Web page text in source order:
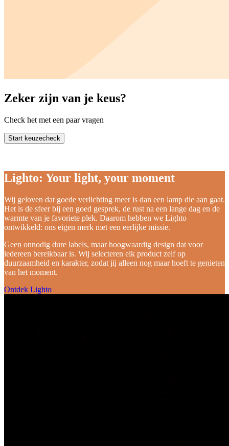
Zeker zijn van je keus?
Check het met een paar vragen
Start keuzecheck
Lighto: Your light, your moment
Wij geloven dat goede verlichting meer is dan een lamp die aan gaat.
Het is de sfeer bij een goed gesprek, de rust na een lange dag en de
warmte van je favoriete plek. Daarom hebben we Lighto
ontwikkeld: ons eigen merk met een eerlijke missie.
Geen onnodig dure labels, maar hoogwaardig design dat voor
iedereen bereikbaar is. Wij selecteren elk product zelf op
duurzaamheid en karakter, zodat jij alleen nog maar hoeft te genieten
van het moment.
Ontdek Lighto